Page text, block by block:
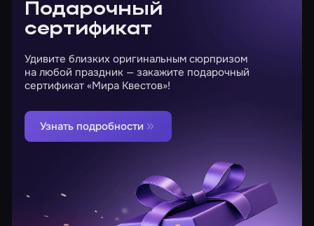
Подарочный
сертификат
Удивите близких оригинальным сюрпризом
на любой праздник — закажите подарочный
сертификат «Мира Квестов»!
Узнать подробности